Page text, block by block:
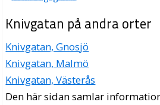
Knivgatan på andra orter
Knivgatan, Gnosjö
Knivgatan, Malmö
Knivgatan, Västerås
Den här sidan samlar